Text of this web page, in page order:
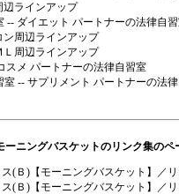
ラインアップ
-- ダイエット パートナーの法律自
周辺ラインアップ
周辺ラインアップ
スメ パートナーの法律自習室
室 -- サプリメント パートナーの法
ニングバスケットのリンク集のペ
(Ｂ)【モーニングバスケット】／
(Ｂ)【モーニングバスケット】／リ